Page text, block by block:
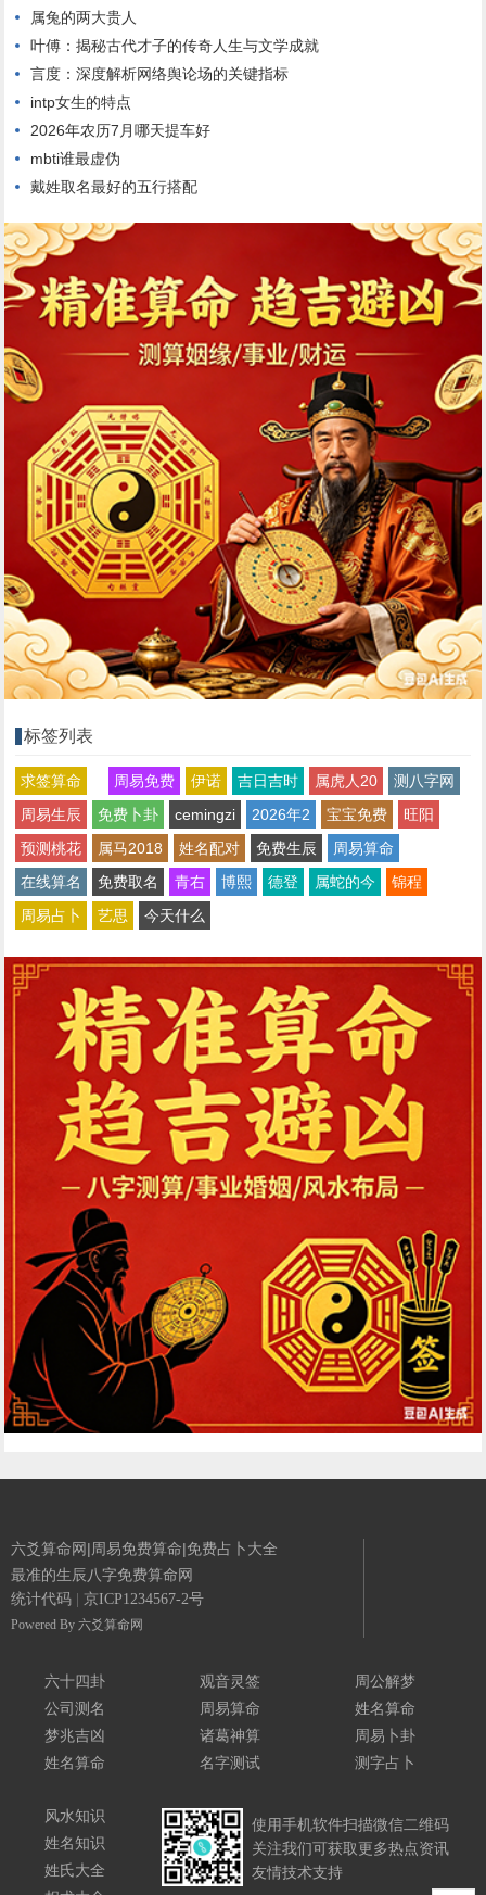
属兔的两大贵人
叶傅：揭秘古代才子的传奇人生与文学成就
言度：深度解析网络舆论场的关键指标
intp女生的特点
2026年农历7月哪天提车好
mbti谁最虚伪
戴姓取名最好的五行搭配
标签列表
求签算命 周易免费 伊诺 吉日吉时 属虎人20
测八字网
周易生辰
免费卜卦 cemingzi 2026年2 宝宝免费
旺阳
预测桃花
属马2018 姓名配对 免费生辰
周易算命
在线算名
免费取名 青右 博熙 德登 属蛇的今
锦程
周易占卜
艺思 今天什么
六爻算命网|周易免费算命|免费占卜大全
最准的生辰八字免费算命网
统计代码 京ICP1234567-2号
Powered By 六爻算命网
六十四卦
公司测名
梦兆吉凶
姓名算命
观音灵签
周易算命
诸葛神算
名字测试
周公解梦
姓名算命
周易卜卦
测字占卜
风水知识
姓名知识
姓氏大全
使用手机软件扫描微信二维码
关注我们可获取更多热点资讯
友情技术支持